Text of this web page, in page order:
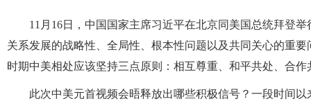
11月16日，中国国家主席习近平在北京同美国总统拜登
关系发展的战略性、全局性、根本性问题以及共同关心的重
时期中美相处应该坚持三点原则：相互尊重、和平共处、合作
此次中美元首视频会晤释放出哪些积极信号？一段时间